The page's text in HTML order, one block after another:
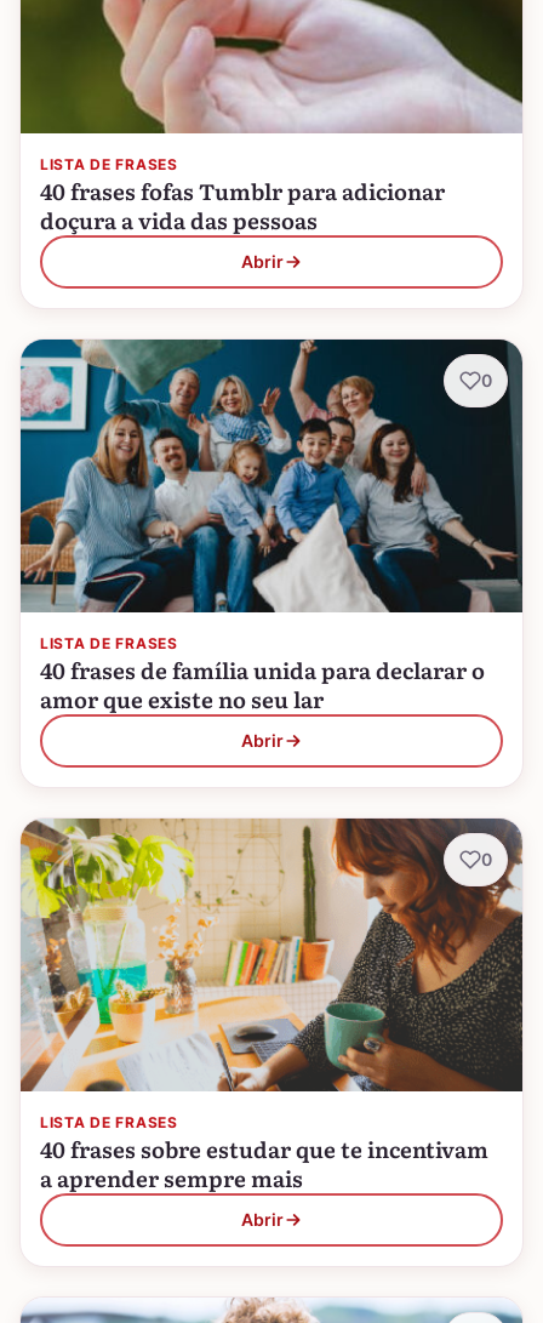
LISTA DE FRASES
40 frases fofas Tumblr para adicionar
doçura a vida das pessoas
Abrir
LISTA DE FRASES
40 frases de família unida para declarar o
amor que existe no seu lar
Abrir
0
LISTA DE FRASES
40 frases sobre estudar que te incentivam
a aprender sempre mais
Abrir
0